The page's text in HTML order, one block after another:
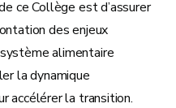
ce Collège est d’assurer
des enjeux
alimentaire
la dynamique
accélérer la transition.